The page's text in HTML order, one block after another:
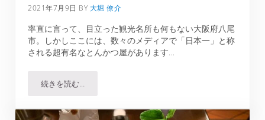
2021年7月9日 BY 大堀 僚介
率直に言って、目立った観光名所も何もない大阪府八尾
市。しかしここには、数々のメディアで「日本一」と称
される超有名なとんかつ屋があります…
続きを読む…とんかつマンジェ｜食べログ日本一のお店で食べる超希少